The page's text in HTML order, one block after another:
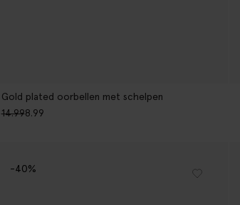
Gold plated oorbellen met schelpen
14.998.99
-40%